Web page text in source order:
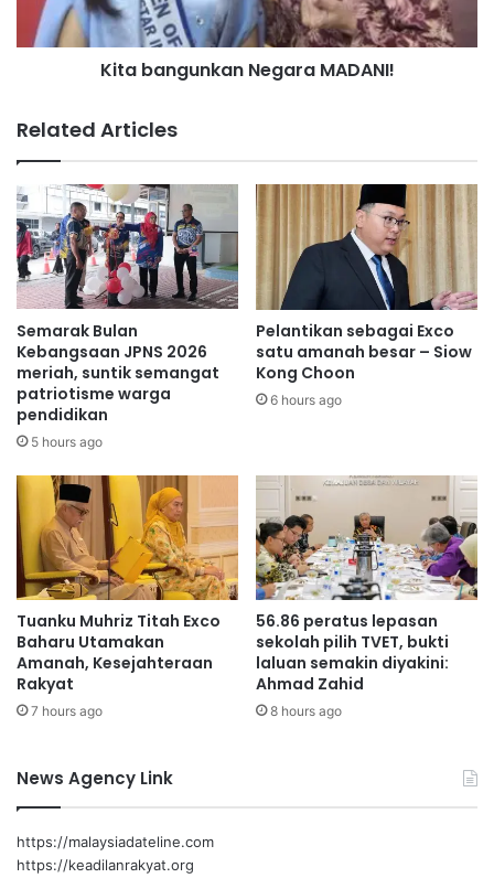
u
i
S
e
n
a
w
a
n
g
u
n
N
e
g
a
r
a
M
A
D
A
N
I
!
Kita bangunkan Negara MADANI!
Related Articles
Semarak Bulan
Kebangsaan JPNS 2026
meriah, suntik semangat
patriotisme warga
pendidikan
5 hours ago
Pelantikan sebagai Exco
satu amanah besar – Siow
Kong Choon
6 hours ago
Tuanku Muhriz Titah Exco
Baharu Utamakan
Amanah, Kesejahteraan
Rakyat
7 hours ago
56.86 peratus lepasan
sekolah pilih TVET, bukti
laluan semakin diyakini:
Ahmad Zahid
8 hours ago
News Agency Link
https://malaysiadateline.com
https://keadilanrakyat.org